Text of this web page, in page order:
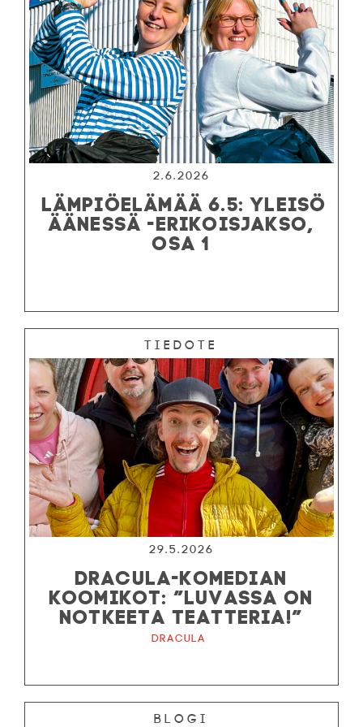
2.6.2026
LÄMPIÖELÄMÄÄ 6.5: YLEISÖ
ÄÄNESSÄ -ERIKOISJAKSO,
OSA 1
Tiedote
29.5.2026
DRACULA-KOMEDIAN
KOOMIKOT: ”LUVASSA ON
NOTKEETA TEATTERIA!”
Dracula
Blogi